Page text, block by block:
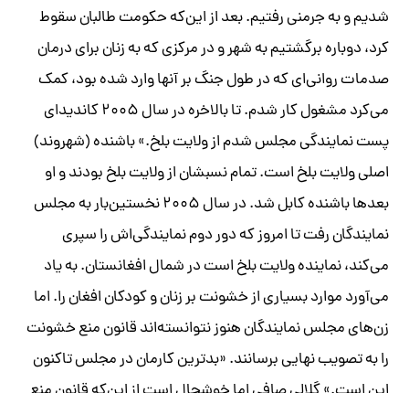
شدیم و به جرمنی رفتیم. بعد از این‌که حکومت طالبان سقوط
کرد، دوباره برگشتیم به شهر و در مرکزی که به زنان برای درمان
صدمات روانی‌ای که در طول جنگ بر آنها وارد شده بود، کمک
می‌کرد مشغول کار شدم. تا بالاخره در‌ سال ۲۰۰۵ کاندیدای
پست نمایندگی مجلس شدم از ولایت بلخ.» باشنده‌ (شهروند)
اصلی ولایت بلخ است. تمام نسبشان از ولایت بلخ بودند و او
بعدها باشنده کابل شد. در ‌سال ۲۰۰۵ نخستین‌بار به مجلس
نمایندگان رفت تا امروز که دور دوم نمایندگی‌اش را سپری
می‌کند، نماینده ولایت بلخ است در شمال افغانستان. به یاد
می‌آورد موارد بسیاری از خشونت بر زنان و کودکان افغان را. اما
زن‌های مجلس نمایندگان هنوز نتوانسته‌اند قانون منع خشونت
را به تصویب نهایی برسانند. «بدترین کارمان در مجلس تاکنون